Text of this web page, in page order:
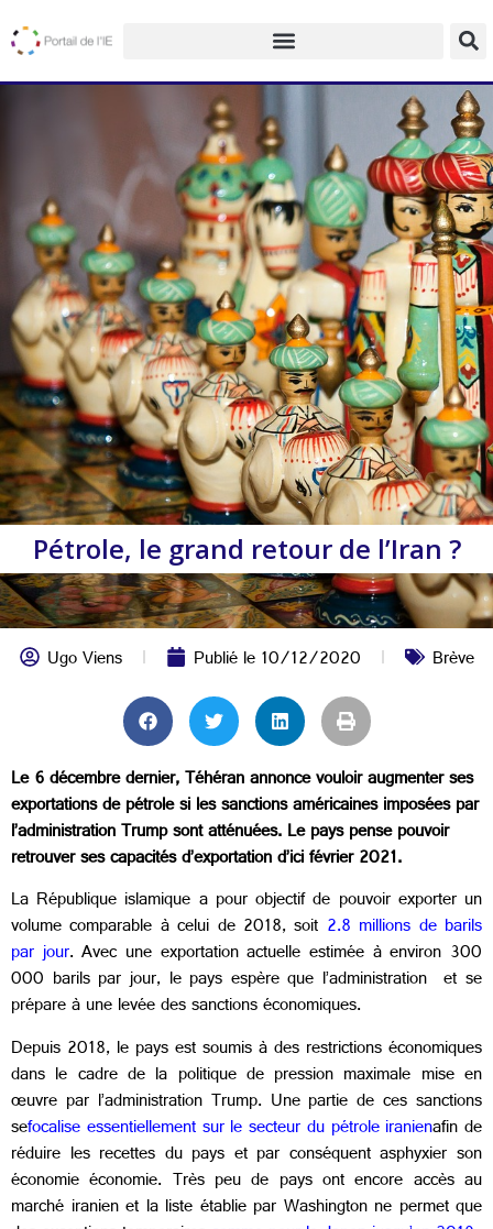
Pétrole, le grand retour de l’Iran ?
Ugo Viens Publié le10/12/2020 Brève
Le 6 décembre dernier, Téhéran annonce vouloir augmenter ses
exportations de pétrole si les sanctions américaines imposées par
l’administration Trump sont atténuées. Le pays pense pouvoir
retrouver ses capacités d’exportation d’ici février 2021.
La République islamique a pour objectif de pouvoir exporter un
volume comparable à celui de 2018, soit 2.8 millions de barils
par jour. Avec une exportation actuelle estimée à environ 300
000 barils par jour, le pays espère que l’administration et se
prépare à une levée des sanctions économiques.
Depuis 2018, le pays est soumis à des restrictions économiques
dans le cadre de la politique de pression maximale mise en
œuvre par l’administration Trump. Une partie de ces sanctions
sefocalise essentiellement sur le secteur du pétrole iranienafin de
réduire les recettes du pays et par conséquent asphyxier son
économie économie. Très peu de pays ont encore accès au
marché iranien et la liste établie par Washington ne permet que